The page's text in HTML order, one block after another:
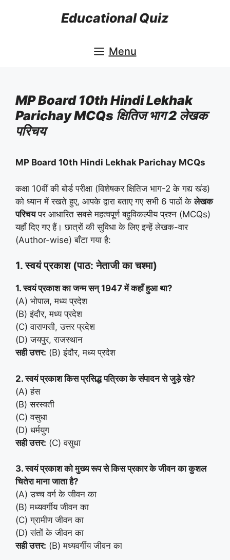
Educational Quiz
Menu
MP Board 10th Hindi Lekhak
Parichay MCQs क्षितिज भाग 2 लेखक
परिचय
MP Board 10th Hindi Lekhak Parichay MCQs
कक्षा 10वीं की बोर्ड परीक्षा (विशेषकर क्षितिज भाग-2 के गद्य खंड)
को ध्यान में रखते हुए, आपके द्वारा बताए गए सभी 6 पाठों केलेखक
परिचयपर आधारित सबसे महत्वपूर्ण बहुविकल्पीय प्रश्न (MCQs)
यहाँ दिए गए हैं। छात्रों की सुविधा के लिए इन्हें लेखक-वार
(Author-wise) बाँटा गया है:
1. स्वयं प्रकाश (पाठ: नेताजी का चश्मा)
1. स्वयं प्रकाश का जन्म सन् 1947 में कहाँ हुआ था?
(A) भोपाल, मध्य प्रदेश
(B) इंदौर, मध्य प्रदेश
(C) वाराणसी, उत्तर प्रदेश
(D) जयपुर, राजस्थान
सही उत्तर: (B) इंदौर, मध्य प्रदेश
2. स्वयं प्रकाश किस प्रसिद्ध पत्रिका के संपादन से जुड़े रहे?
(A) हंस
(B) सरस्वती
(C) वसुधा
(D) धर्मयुग
सही उत्तर: (C) वसुधा
3. स्वयं प्रकाश को मुख्य रूप से किस प्रकार के जीवन का कुशल
चितेरा माना जाता है?
(A) उच्च वर्ग के जीवन का
(B) मध्यवर्गीय जीवन का
(C) ग्रामीण जीवन का
(D) संतों के जीवन का
सही उत्तर: (B) मध्यवर्गीय जीवन का